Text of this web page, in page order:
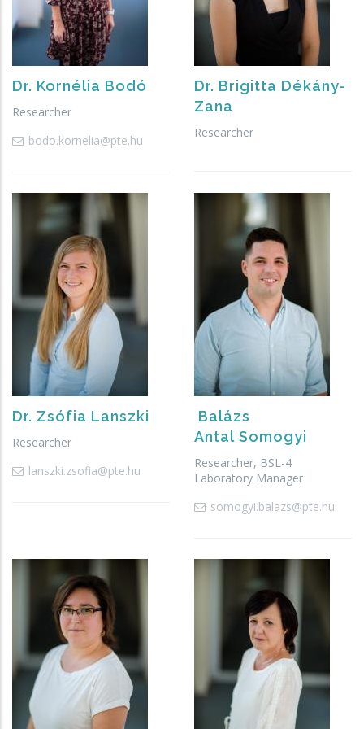
Dr. Kornélia Bodó
Researcher
bodo.kornelia@pte.hu
Dr. Brigitta Dékány-
Zana
Researcher
Dr. Zsófia Lanszki
Researcher
lanszki.zsofia@pte.hu
Balázs
Antal Somogyi
Researcher, BSL-4
Laboratory Manager
somogyi.balazs@pte.hu